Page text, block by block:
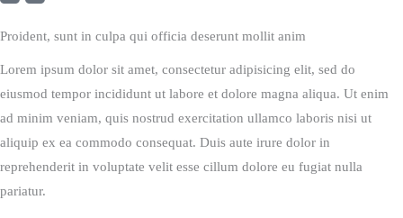
Proident, sunt in culpa qui officia deserunt mollit anim
Lorem ipsum dolor sit amet, consectetur adipisicing elit, sed do
eiusmod tempor incididunt ut labore et dolore magna aliqua. Ut enim
ad minim veniam, quis nostrud exercitation ullamco laboris nisi ut
aliquip ex ea commodo consequat. Duis aute irure dolor in
reprehenderit in voluptate velit esse cillum dolore eu fugiat nulla
pariatur.